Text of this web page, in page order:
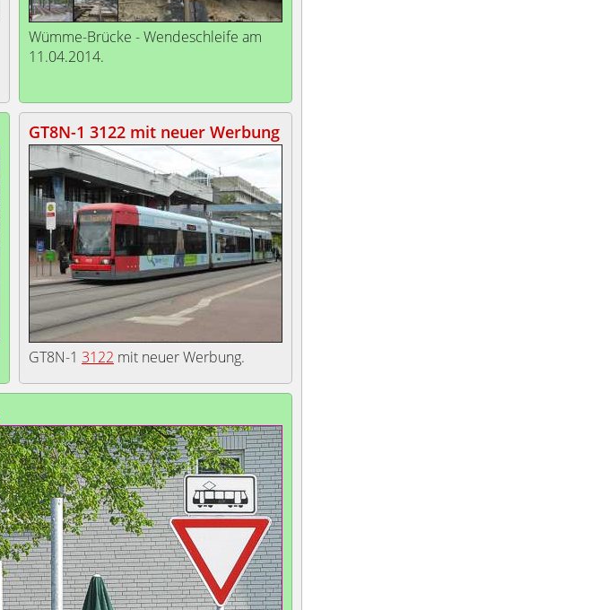
Wümme-Brücke - Wendeschleife am
11.04.2014.
GT8N-1 3122 mit neuer Werbung
GT8N-1 3122 mit neuer Werbung.